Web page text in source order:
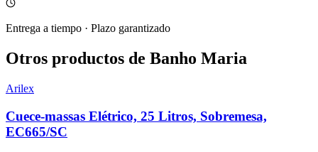
Entrega a tiempo · Plazo garantizado
Otros productos de Banho Maria
Arilex
Cuece-massas Elétrico, 25 Litros, Sobremesa,
EC665/SC